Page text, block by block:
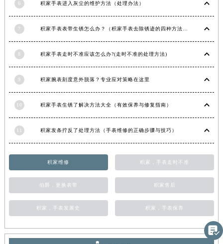
6 积家手表进入灰尘的维护方法（处理办法）
7 积家手表表带生锈怎么办？（积家手表去除锈迹的四种方法）
积家手表走时不准应该怎么办?(走时不准的处理方法)
9 积家腕表刻度意外脱落？专业应对策略在这里
积家手表生锈了解决方法大全（有效保养与修复指南）
积家发条拧反了处理方法（手表维修的正确步骤与技巧）
积家维修 积家，手表走时不准
伯爵，更换表带 积家售后
积家，手表发展史 积家，手表保养
